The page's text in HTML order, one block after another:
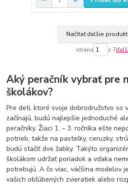
Načítať ďalšie
strana z 7
Aký peračník vybrať pre
školákov?
Pre deti, ktoré svoje dobrodružstvo so
začínajú, budú najlepšie jednoduché
peračníky. Žiaci 1. – 3. ročníka ešte
potrieb, takže na pastelky, ceruzky,
budú stačiť dve žabky. Takýto
školákom udržať poriadok a vďaka
potrebujú. A čo viac, väčšina modelov
vašich obľúbených zvieratiek alebo